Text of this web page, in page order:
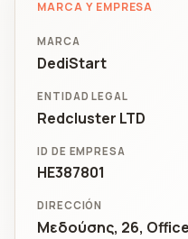
MARCA Y EMPRESA
MARCA
DediStart
ENTIDAD LEGAL
Redcluster LTD
ID DE EMPRESA
HE387801
DIRECCIÓN
Μεδούσης, 26,